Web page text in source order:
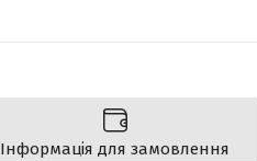
Інформація для замовлення